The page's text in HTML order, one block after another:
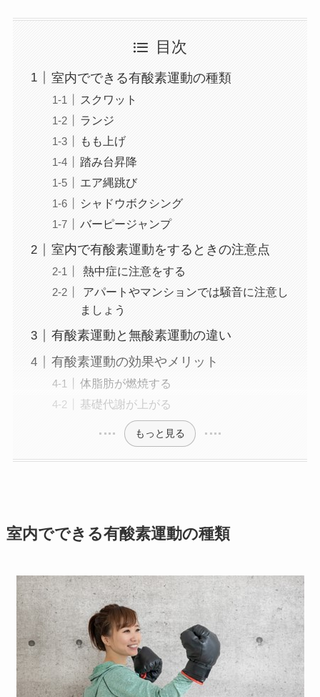
目次
室内でできる有酸素運動の種類
スクワット
ランジ
もも上げ
踏み台昇降
エア縄跳び
シャドウボクシング
バーピージャンプ
室内で有酸素運動をするときの注意点
熱中症に注意をする
アパートやマンションでは騒音に注意し
ましょう
有酸素運動と無酸素運動の違い
有酸素運動の効果やメリット
体脂肪が燃焼する
基礎代謝が上がる
もっと見る
室内でできる有酸素運動の種類